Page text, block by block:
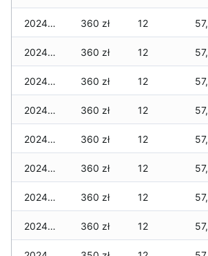
2024-12-20 360 zł 12
2024-12-19 360 zł 12
2024-12-18 360 zł 12
2024-12-17 360 zł 12
2024-12-16 360 zł 12
2024-12-15 360 zł 12
2024-12-14 360 zł 12
2024-12-13 360 zł 12